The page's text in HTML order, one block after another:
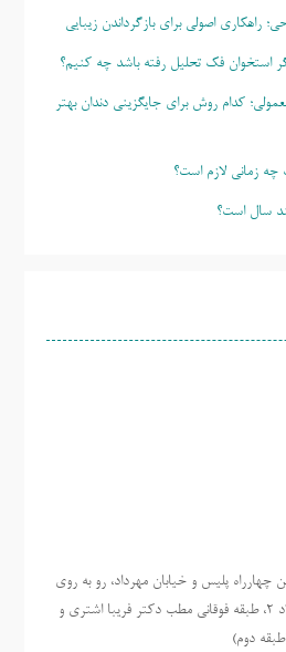
راهکاری اصولی برای بازگرداندن زیبایی
استخوان فک تحلیل رفته باشد چه کنیم؟
کدام روش برای جایگزینی دندان بهتر
چه زمانی لازم است؟
سال است؟
چهارراه پلیس و خیابان مهرداد، رو به روی
پارکینگ توحید، ساختمان میلاد ٢، طبقه فوقانی مطب دکتر فریبا اشتری و
دوم)